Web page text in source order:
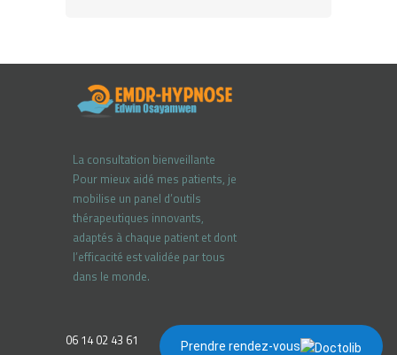
La consultation bienveillante
Pour mieux aidé mes patients, je
mobilise un panel d’outils
thérapeutiques innovants,
adaptés à chaque patient et dont
l’efficacité est validée par tous
dans le monde.
06 14 02 43 61
Prendre rendez-vous